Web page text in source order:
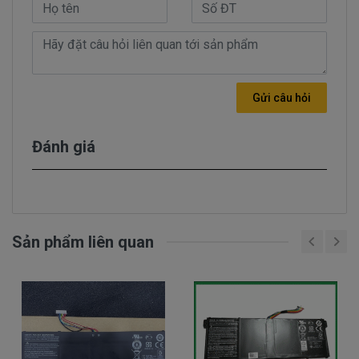
dừng này, pin laptop
Aspire One POVE 6
còn hoạt động tốt như lúc trước nữa và đã đến lúc
bạn nên thay pin cho HP.
có thương hiệu rõ
ràng, được bán ra là pin mới 100%, sản phẩm pin
được đảm bảo tương thích 100% với máy của bạn
và đã được kiểm định chất lượng pin trước khi bán
- Khi sạc pin , mới cắm và một lúc pin đã báo đầy
- Tình trạng pin ảo, mới nạp pin đầy nhưng lại giảm
đột ngột hoặc khi cắm sạc thì dung lượng pin tăng
đột ngột mấy chục %.
Gửi câu hỏi
Đánh giá
Sản phẩm liên quan